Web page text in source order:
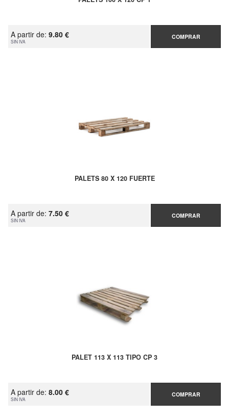
A partir de: 9.80 €
SIN IVA
COMPRAR
PALETS 80 X 120 FUERTE
A partir de: 7.50 €
SIN IVA
COMPRAR
PALET 113 X 113 TIPO CP 3
A partir de: 8.00 €
SIN IVA
COMPRAR